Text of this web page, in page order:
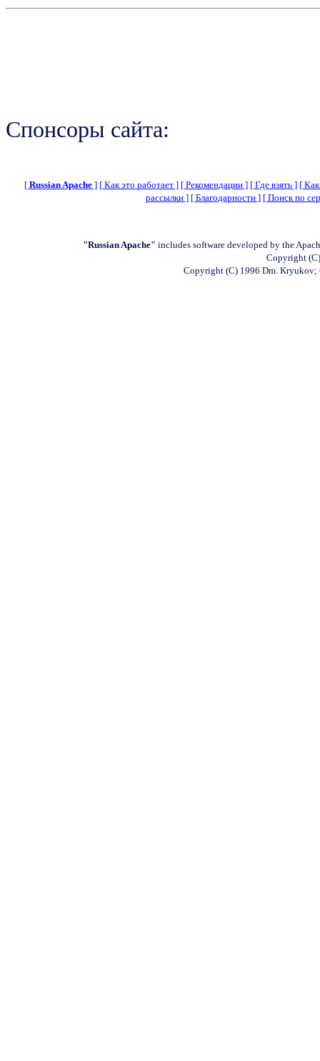
Спонсоры сайта:
[ Russian Apache ] [ Как это работает ] [ Рекомендации ] [ Где взять ] [
рассылки ] [ Благодарности ] [ Поиск по
"Russian Apache" includes software developed by the
Copyright
Copyright (C) 1996 Dm.